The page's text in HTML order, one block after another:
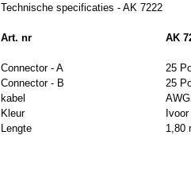
Technische specificaties - AK 7222
Art. nr AK
Connector - A
25
Connector - B
25
kabel
Kleur
Ivoor
Lengte
1,80